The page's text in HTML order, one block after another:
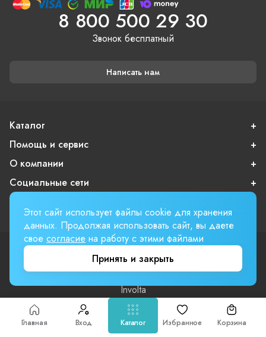
Главная Вход Каталог Избранное Корзина
8 800 500 29 30
Звонок бесплатный
Написать нам
Каталог
Помощь и сервис
О компании
Социальные сети
Покупателям
Публичная оферта
Involta
Этот сайт использует файлы cookie для хранения
данных. Продолжая использовать сайт, вы даете
свое согласие на работу с этими файлами
Принять и закрыть